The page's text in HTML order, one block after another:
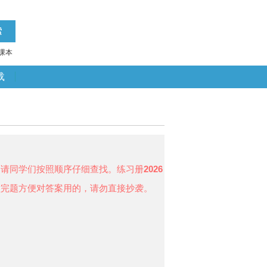
本
同学们按照顺序仔细查找。练习册2026
题方便对答案用的，请勿直接抄袭。